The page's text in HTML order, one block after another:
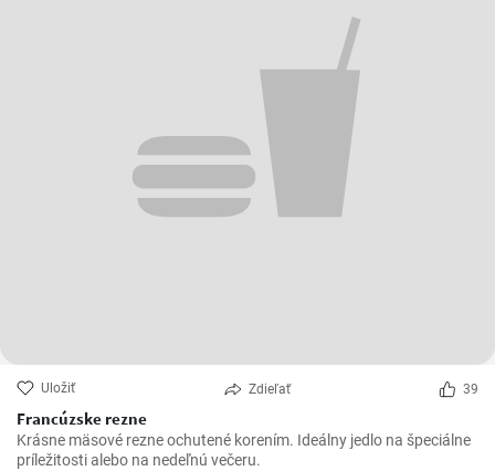
Uložiť Zdieľať 39
Francúzske rezne
Krásne mäsové rezne ochutené korením. Ideálny jedlo na špeciálne
príležitosti alebo na nedeľnú večeru.